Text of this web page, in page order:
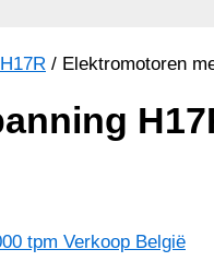
/ Elektromotoren